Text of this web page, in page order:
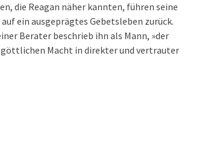
die Reagan näher kannten, führen seine
ein ausgeprägtes Gebetsleben zurück.
Berater beschrieb ihn als Mann, »der
Macht in direkter und vertrauter